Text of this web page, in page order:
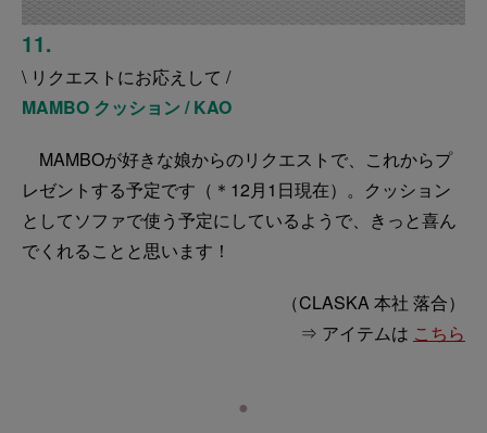
11.
\ リクエストにお応えして /
MAMBO クッション / KAO
MAMBOが好きな娘からのリクエストで、これからプ
レゼントする予定です（＊12月1日現在）。クッション
としてソファで使う予定にしているようで、きっと喜ん
でくれることと思います！
（CLASKA 本社 落合）
⇒ アイテムは こちら
●